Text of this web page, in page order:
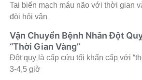
Tai biến mạch máu não với thời gian
đòi hỏi vận
Vận Chuyển Bệnh Nhân Đột
“Thời Gian Vàng”
Đột quỵ là cấp cứu tối khẩn cấp với
3-4,5 giờ